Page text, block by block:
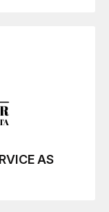
AS